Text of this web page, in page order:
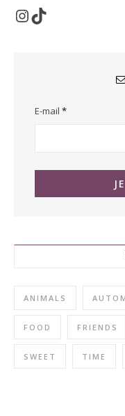
Instagram
TikTok
E-mail *
ANIMALS
FOOD FRIENDS
SWEET TIME